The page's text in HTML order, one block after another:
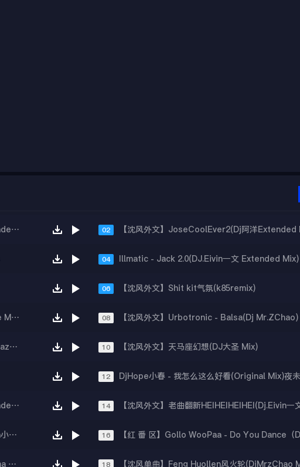
ILikeThat大风车铁西夜未央热播(DJ.Eivin一文ExtendedMix) 02 【沈风外文】JoseCoolEver2(Dj阿洋Extended
04 Illmatic - Jack 2.0(DJ.Eivin一文 Extended Mix)
06 【沈风外文】Shit kit气氛(k85remix)
【沈风外文】Geo Da Silva - Lakabomba(DJ.Locke Mix) 08 【沈风外文】Urbotronic - Balsa(Dj Mr.ZChao)
Jason Derulo Jawsh 685 - Savage Love（Jack Mazzoni Remix） 10 【沈风外文】天马座幻想(DJ大圣 Mix)
12 DjHope小春 - 我怎么这么好看(Original Mix)夜
【沈风外文】Colonia - Takvi Kao Ti(Dj.阿洋 Extended Mix) 14
【沈风单曲】Leticia - Kiss Me na na na(Dj.Demon小智Remix) 16
【沈风单曲】The Downtown Fiction - I Just Wanna Run(Dj.阿洋 Extended Mix) 18 【沈风单曲】Feng Huollen风火轮(DjMrzChao